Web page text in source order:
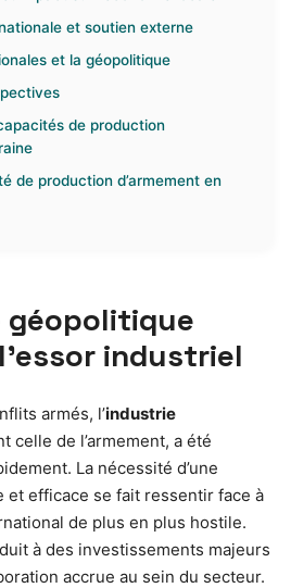
et soutien externe
et la géopolitique
de production
de production d’armement en
géopolitique
industriel
armés, l’industrie
celle de l’armement, a été
La nécessité d’une
et efficace se fait ressentir face à
de plus en plus hostile.
à des investissements majeurs
accrue au sein du secteur.